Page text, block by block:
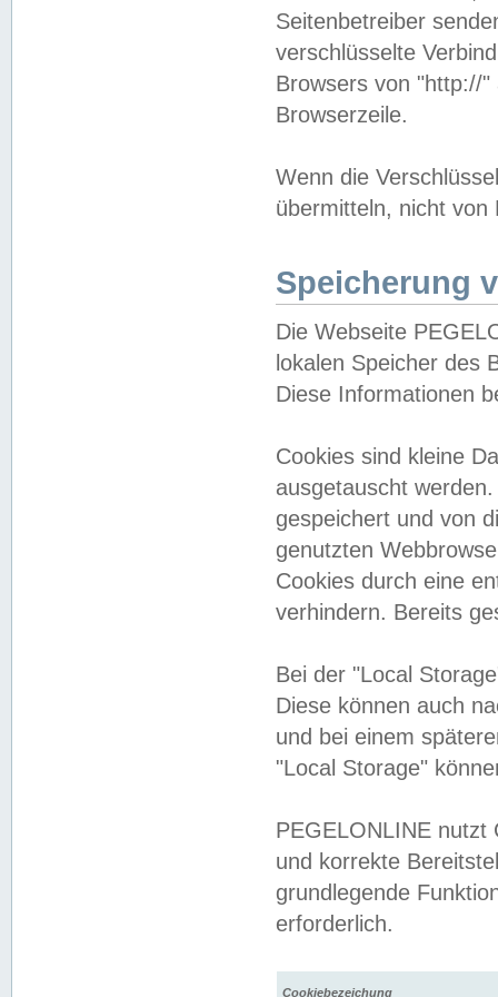
Seitenbetreiber
verschlüsselte
Browsers von "http://
Browserzeile.
Wenn die
übermitteln, nicht von
Speicherung
Die Webseite
lokalen Speicher des
Diese Informationen
Cookies sind kleine
ausgetauscht
gespeichert und von
genutzten
Cookies durch eine
verhindern. Bereits
Bei der "Local
Diese können auch
und bei einem
"Local Storage"
PEGELONLINE nutzt
und korrekte
grundlegende
erforderlich.
Cookiebezeichung